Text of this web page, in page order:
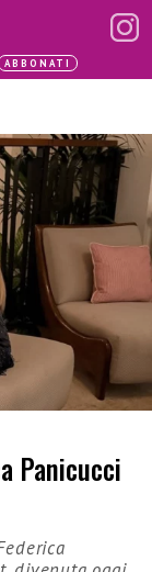
ABBONATI
Panicucci